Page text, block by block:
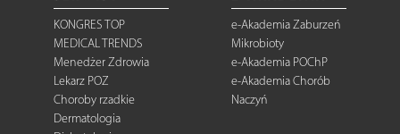
KONGRES TOP
MEDICAL TRENDS
Menedżer Zdrowia
Lekarz POZ
Choroby rzadkie
Dermatologia
e-Akademia Zaburzeń
Mikrobioty
e-Akademia POChP
e-Akademia Chorób
Naczyń